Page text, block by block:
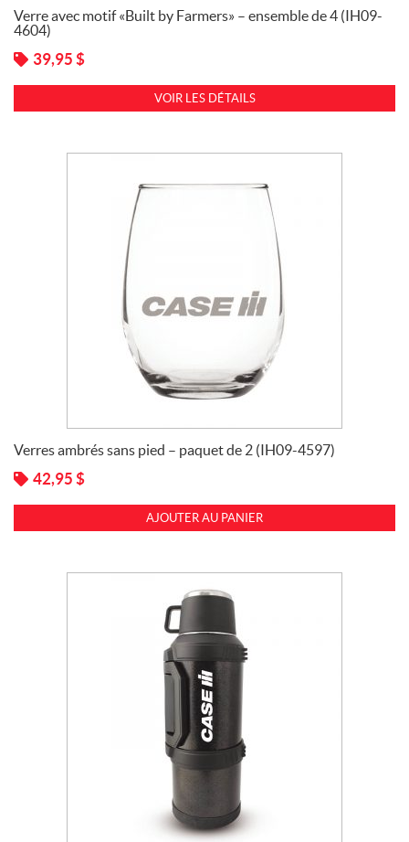
Verre avec motif «Built by Farmers» – ensemble de 4 (IH09-
4604)
39,95 $
VOIR LES DÉTAILS
Verres ambrés sans pied – paquet de 2 (IH09-4597)
42,95 $
AJOUTER AU PANIER